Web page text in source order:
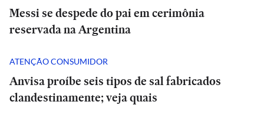
Messi se despede do pai em cerimônia
reservada na Argentina
ATENÇÃO CONSUMIDOR
Anvisa proíbe seis tipos de sal fabricados
clandestinamente; veja quais